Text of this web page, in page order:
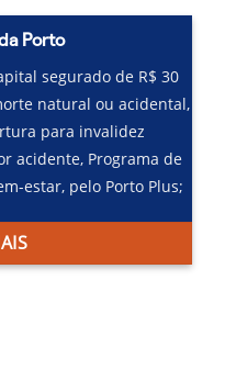
Porto
segurado de R$ 30
natural ou acidental,
para invalidez
acidente, Programa de
estar, pelo Porto Plus;